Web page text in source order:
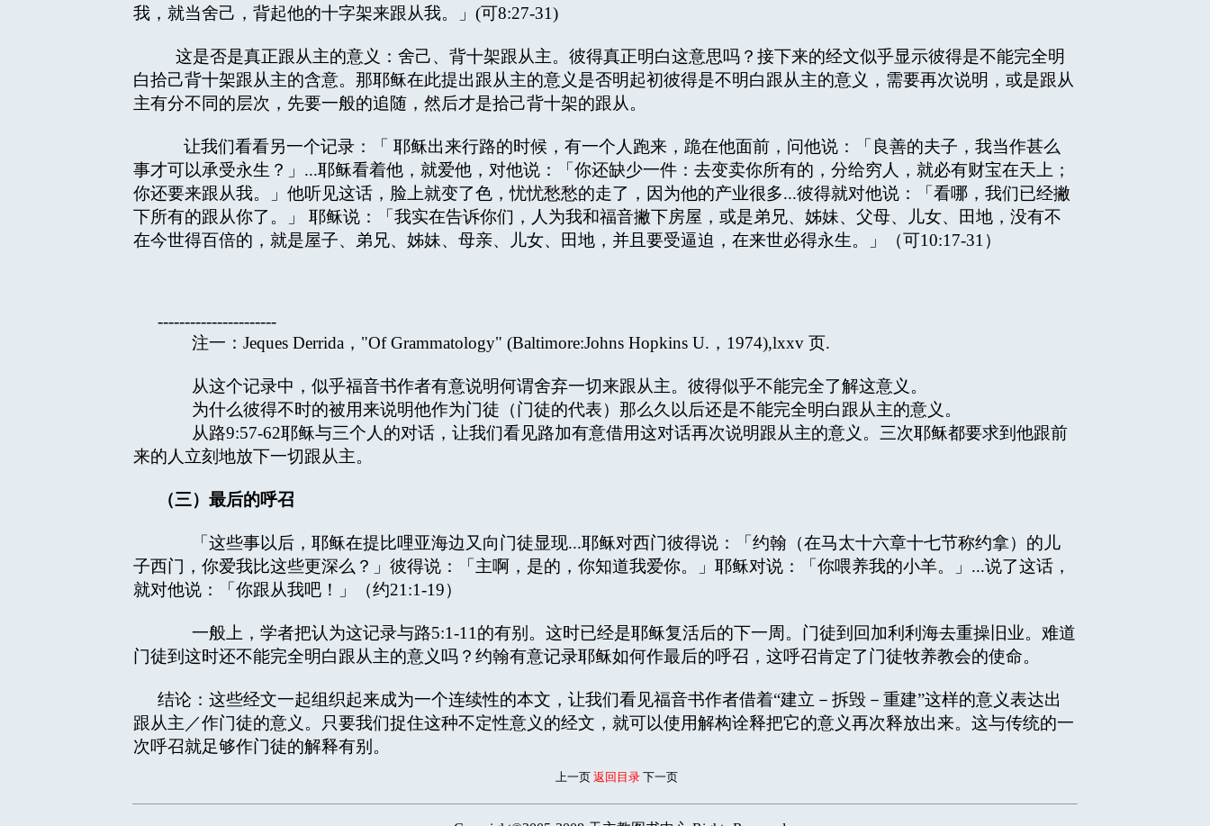
我，就当舍己，背起他的十字架来跟从我。」(可8:27-31)
这是否是真正跟从主的意义：舍己、背十架跟从主。彼得真正明白这意思吗？接下来的经文似乎显示彼得是不能完全明
白拾己背十架跟从主的含意。那耶稣在此提出跟从主的意义是否明起初彼得是不明白跟从主的意义，需要再次说明，或是跟从
主有分不同的层次，先要一般的追随，然后才是拾己背十架的跟从。
让我们看看另一个记录：「 耶稣出来行路的时候，有一个人跑来，跪在他面前，问他说：「良善的夫子，我当作甚么
事才可以承受永生？」...耶稣看着他，就爱他，对他说：「你还缺少一件：去变卖你所有的，分给穷人，就必有财宝在天上；
你还要来跟从我。」他听见这话，脸上就变了色，忧忧愁愁的走了，因为他的产业很多...彼得就对他说：「看哪，我们已经撇
下所有的跟从你了。」 耶稣说：「我实在告诉你们，人为我和福音撇下房屋，或是弟兄、姊妹、父母、儿女、田地，没有不
在今世得百倍的，就是屋子、弟兄、姊妹、母亲、儿女、田地，并且要受逼迫，在来世必得永生。」（可10:17-31）
----------------------
注一：Jeques Derrida，"Of Grammatology" (Baltimore:Johns Hopkins U.，1974),lxxv 页.
从这个记录中，似乎福音书作者有意说明何谓舍弃一切来跟从主。彼得似乎不能完全了解这意义。
为什么彼得不时的被用来说明他作为门徒（门徒的代表）那么久以后还是不能完全明白跟从主的意义。
从路9:57-62耶稣与三个人的对话，让我们看见路加有意借用这对话再次说明跟从主的意义。三次耶稣都要求到他跟前
来的人立刻地放下一切跟从主。
（三）最后的呼召
「这些事以后，耶稣在提比哩亚海边又向门徒显现...耶稣对西门彼得说：「约翰（在马太十六章十七节称约拿）的儿
子西门，你爱我比这些更深么？」彼得说：「主啊，是的，你知道我爱你。」耶稣对说：「你喂养我的小羊。」...说了这话，
就对他说：「你跟从我吧！」（约21:1-19）
一般上，学者把认为这记录与路5:1-11的有别。这时已经是耶稣复活后的下一周。门徒到回加利利海去重操旧业。难道
门徒到这时还不能完全明白跟从主的意义吗？约翰有意记录耶稣如何作最后的呼召，这呼召肯定了门徒牧养教会的使命。
结论：这些经文一起组织起来成为一个连续性的本文，让我们看见福音书作者借着“建立－拆毁－重建”这样的意义表达出
跟从主／作门徒的意义。只要我们捉住这种不定性意义的经文，就可以使用解构诠释把它的意义再次释放出来。这与传统的一
次呼召就足够作门徒的解释有别。
上一页 返回目录 下一页